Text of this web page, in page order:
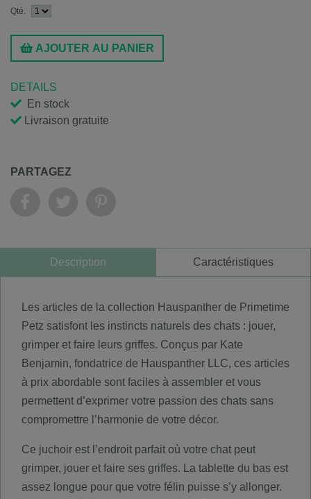
Qté.
AJOUTER AU PANIER
DETAILS
En stock
Livraison gratuite
PARTAGEZ
Description Caractéristiques
Les articles de la collection Hauspanther de Primetime
Petz satisfont les instincts naturels des chats : jouer,
grimper et faire leurs griffes. Conçus par Kate
Benjamin, fondatrice de Hauspanther LLC, ces articles
à prix abordable sont faciles à assembler et vous
permettent d’exprimer votre passion des chats sans
compromettre l’harmonie de votre décor.
Ce juchoir est l’endroit parfait où votre chat peut
grimper, jouer et faire ses griffes. La tablette du bas est
assez longue pour que votre félin puisse s’y allonger.